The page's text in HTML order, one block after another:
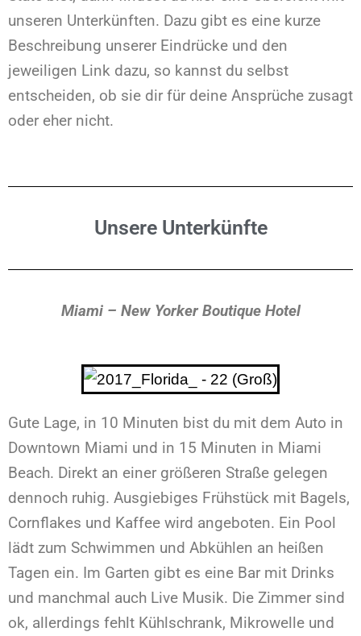
unseren Unterkünften. Dazu gibt es eine kurze
Beschreibung unserer Eindrücke und den
jeweiligen Link dazu, so kannst du selbst
entscheiden, ob sie dir für deine Ansprüche zusagt
oder eher nicht.
Unsere Unterkünfte
Miami – New Yorker Boutique Hotel
Gute Lage, in 10 Minuten bist du mit dem Auto in
Downtown Miami und in 15 Minuten in Miami
Beach. Direkt an einer größeren Straße gelegen
dennoch ruhig. Ausgiebiges Frühstück mit Bagels,
Cornflakes und Kaffee wird angeboten. Ein Pool
lädt zum Schwimmen und Abkühlen an heißen
Tagen ein. Im Garten gibt es eine Bar mit Drinks
und manchmal auch Live Musik. Die Zimmer sind
ok, allerdings fehlt Kühlschrank, Mikrowelle und